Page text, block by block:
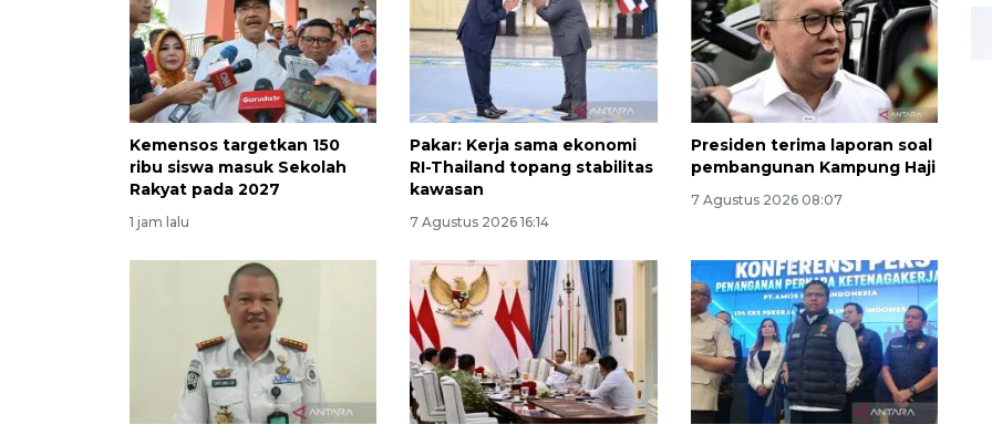
Kemensos targetkan 150
ribu siswa masuk Sekolah
Rakyat pada 2027
1 jam lalu
Pakar: Kerja sama ekonomi
RI-Thailand topang stabilitas
kawasan
7 Agustus 2026 16:14
Presiden terima laporan soal
pembangunan Kampung Haji
7 Agustus 2026 08:07